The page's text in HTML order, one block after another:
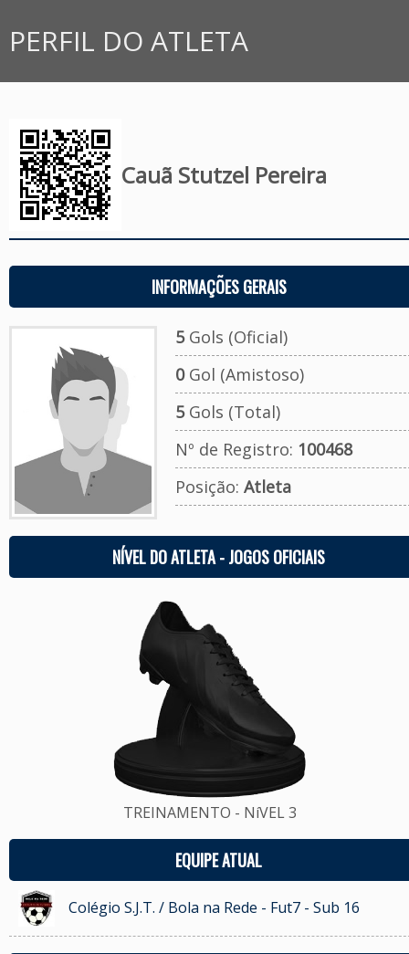
PERFIL DO ATLETA
Cauã Stutzel Pereira
INFORMAÇÕES GERAIS
5Gols (Oficial)
0Gol (Amistoso)
5Gols (Total)
Nº de Registro: 100468
Posição: Atleta
NÍVEL DO ATLETA - JOGOS OFICIAIS
TREINAMENTO - NíVEL 3
EQUIPE ATUAL
Colégio S.J.T. / Bola na Rede - Fut7 - Sub 16